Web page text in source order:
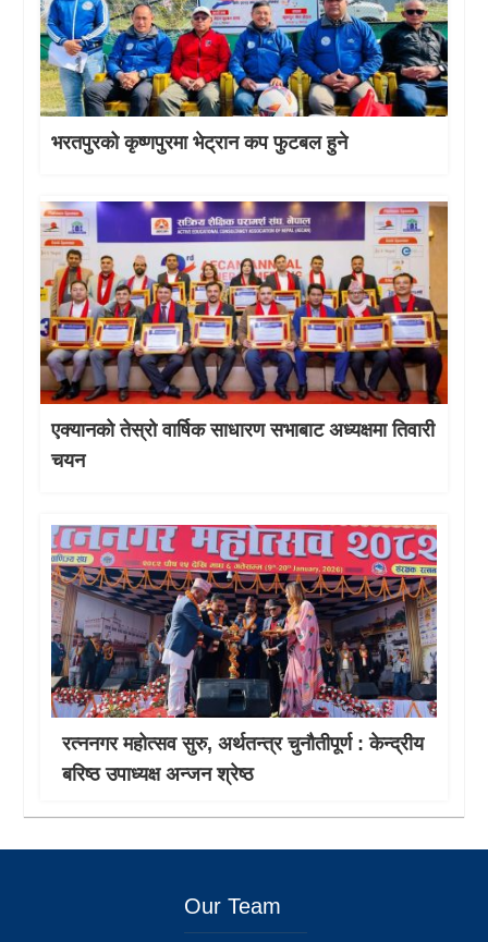
भरतपुरको कृष्णपुरमा भेट्रान कप फुटबल हुने
एक्यानको तेस्रो वार्षिक साधारण सभाबाट अध्यक्षमा तिवारी
चयन
रत्ननगर महोत्सव सुरु, अर्थतन्त्र चुनौतीपूर्ण : केन्द्रीय
बरिष्ठ उपाध्यक्ष अन्जन श्रेष्ठ
Our Team